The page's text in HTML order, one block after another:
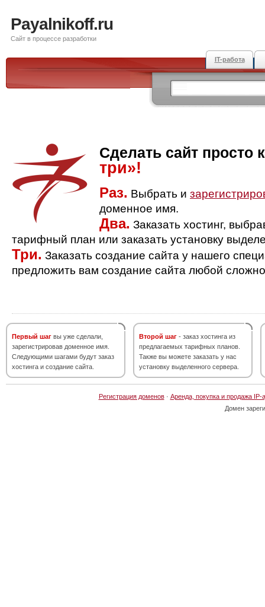
Payalnikoff.ru
Сайт в процессе разработки
IT-работа
Сделать сайт просто
три»!
Раз. Выбрать и
доменное имя.
Два. Заказать хостинг,
тарифный план или заказать установку
Три. Заказать создание сайта у нашего
предложить вам создание сайта любой
Первый шаг вы уже сделали,
зарегистрировав доменное имя.
Следующими шагами будут заказ
хостинга и создание сайта.
Второй шаг - заказ хостинга из
предлагаемых тарифных планов.
Также вы можете заказать у нас
установку выделенного сервера.
Регистрация доменов· Аренда, покупка и продажа IP-
Домен